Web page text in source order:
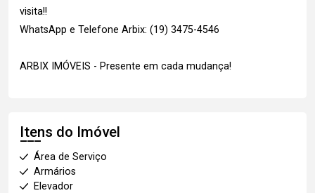
visita!!
WhatsApp e Telefone Arbix: (19) 3475-4546
ARBIX IMÓVEIS - Presente em cada mudança!
Itens do Imóvel
Área de Serviço
Armários
Elevador